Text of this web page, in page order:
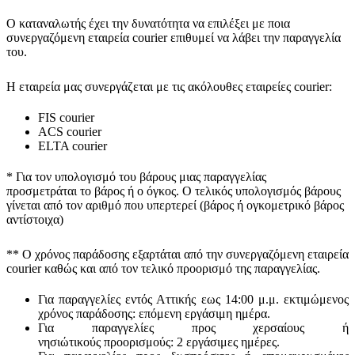
Ο καταναλωτής έχει την δυνατότητα να επιλέξει με ποια
συνεργαζόμενη εταιρεία courier επιθυμεί να λάβει την παραγγελία
του.
Η εταιρεία μας συνεργάζεται με τις ακόλουθες εταιρείες courier:
FIS courier
ACS courier
ELTA courier
* Για τον υπολογισμό του βάρους μιας παραγγελίας
προσμετράται το βάρος ή ο όγκος. Ο τελικός υπολογισμός βάρους
γίνεται από τον αριθμό που υπερτερεί (βάρος ή ογκομετρικό βάρος
αντίστοιχα)
** Ο χρόνος παράδοσης εξαρτάται από την συνεργαζόμενη εταιρεία
courier καθώς και από τον τελικό προορισμό της παραγγελίας.
Για παραγγελίες εντός Αττικής εως 14:00 μ.μ. εκτιμώμενος
χρόνος παράδοσης: επόμενη εργάσιμη ημέρα.
Για παραγγελίες προς χερσαίους ή
νησιώτικούς προορισμούς: 2 εργάσιμες ημέρες.